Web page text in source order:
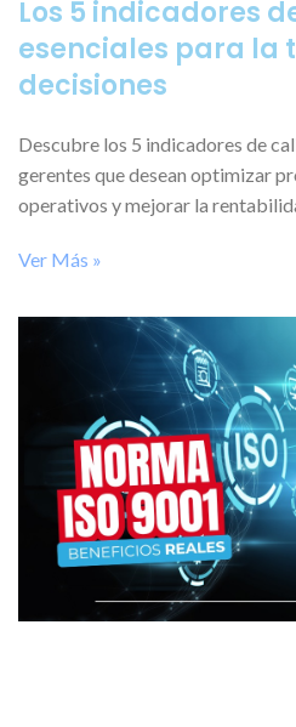
Los 5 indicadores
esenciales para la
decisiones
Descubre los 5 indicadores de
gerentes que desean optimizar
operativos y mejorar la
Ver Más »